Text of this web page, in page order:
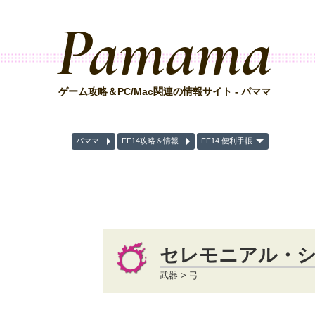
Pamama
ゲーム攻略＆PC/Mac関連の情報サイト - パママ
パママ FF14攻略＆情報 FF14 便利手帳
セレモニアル・
武器 > 弓